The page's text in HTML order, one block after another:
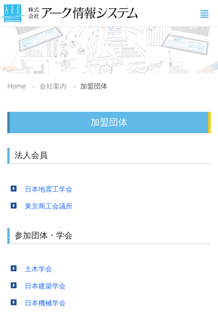
Home 会社案内 加盟団体
加盟団体
法人会員
日本地震工学会
東京商工会議所
参加団体・学会
土木学会
日本建築学会
日本機械学会